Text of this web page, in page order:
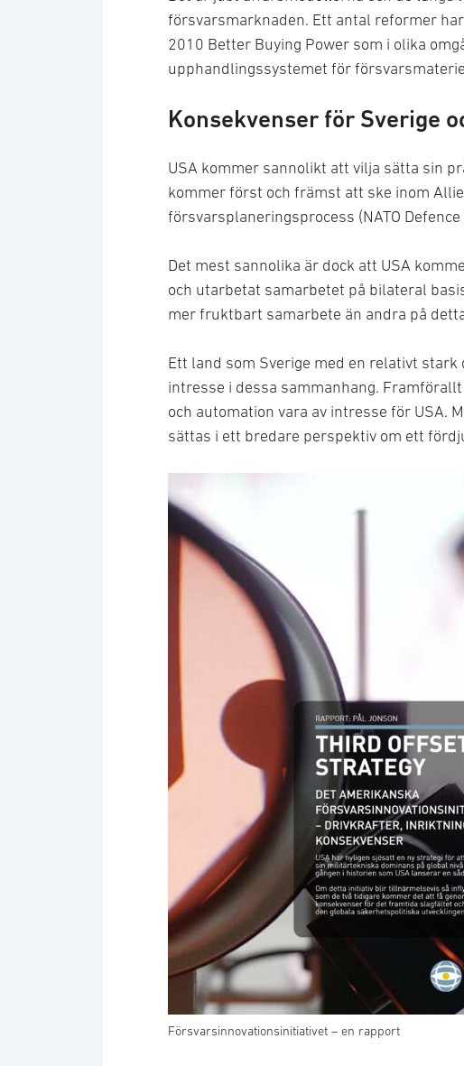
försvarsmarknaden. Ett antal reformer
2010 Better Buying Power som i olika
upphandlingssystemet för
Konsekvenser för Sverige
USA kommer sannolikt att vilja sätta sin
kommer först och främst att ske inom
försvarsplaneringsprocess (NATO
Det mest sannolika är dock att USA
och utarbetat samarbetet på bilateral
mer fruktbart samarbete än andra på
Ett land som Sverige med en relativt
intresse i dessa sammanhang.
och automation vara av intresse för
sättas i ett bredare perspektiv om ett
Försvarsinnovationsinitiativet – en rapport